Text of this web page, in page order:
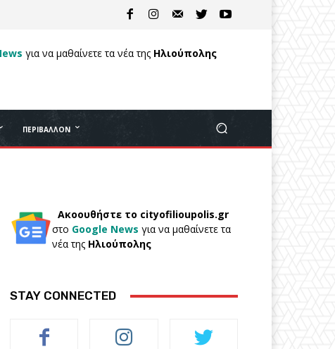
για να μαθαίνετε τα νέα της Ηλιούπολης
ΠΕΡΙΒΆΛΛΟΝ
Ακοουθήστε το cityofilioupolis.gr
στο Google News για να μαθαίνετε τα
νέα της Ηλιούπολης
STAY CONNECTED